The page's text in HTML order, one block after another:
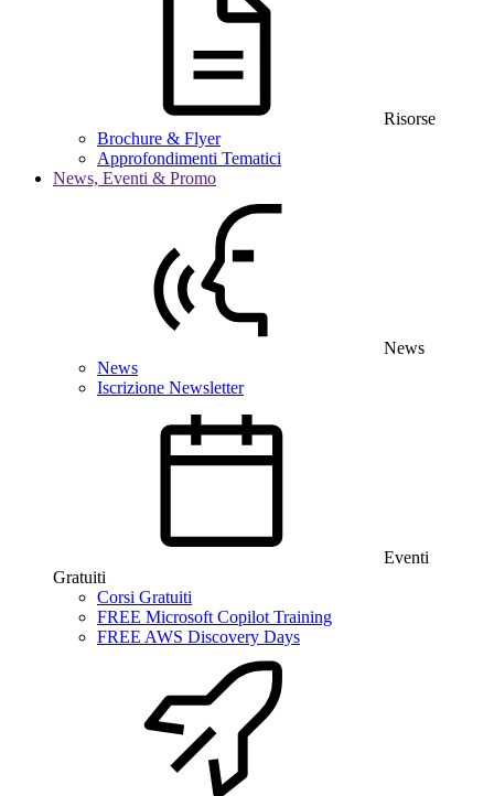
Risorse
Brochure & Flyer
Approfondimenti Tematici
News, Eventi & Promo
News
News
Iscrizione Newsletter
Eventi
Gratuiti
Corsi Gratuiti
FREE Microsoft Copilot Training
FREE AWS Discovery Days